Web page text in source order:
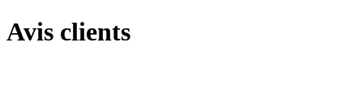
Avis clients